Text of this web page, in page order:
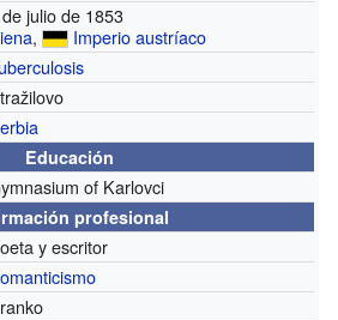
julio de 1853
, Imperio austríaco
Educación
of Karlovci
profesional
y escritor